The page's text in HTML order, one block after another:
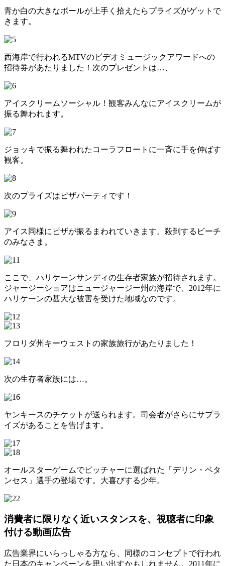
青か白の大きなボールが上手く拾えたらプライズがゲットで
きます。
西海岸で行われるMTVのビデオミュージックアワードへの
招待券があたりました！次のプレゼントは…、
アイスクリームソーシャル！観客みんなにアイスクリームが
振る舞われます。
ジョッキで振る舞われたコーラフロートに一斉に手を伸ばす
観客。
次のプライズはピザパーティです！
アイス同様にピザが振るまわれていきます。殺到するビーチ
のみなさま。
ここで、ハリケーンサンディの生存者家族が招待されます。
ジャージーショアはニュージャージー州の海岸で、2012年に
ハリケーンの甚大な被害を受けた地域なのです。
フロリダ州キーウェストの家族旅行があたりました！
次の生存者家族には…。
ヤンキースのチケットが送られます。司会者がさらにサプラ
イズがあることを告げます。
オールスターゲームでピッチャーに選ばれた「デリン・ベタ
ンセス」選手の登場です。大喜びする少年。
消費者に限りなく近いスタンスを、視聴者に印象
付ける動画広告
広告業界にいらっしゃる方なら、同様のコンセプトで行われ
た日本のキャンペーンを思い出すかもしれません。2011年に